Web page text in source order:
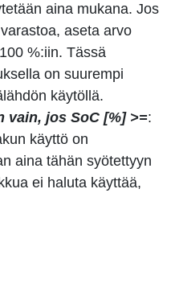
aina mukana. Jos
aseta arvo
%:iin. Tässä
on suurempi
käytöllä.
vain, jos SoC [%] >=:
käyttö on
aina tähän syötettyyn
ei haluta käyttää,